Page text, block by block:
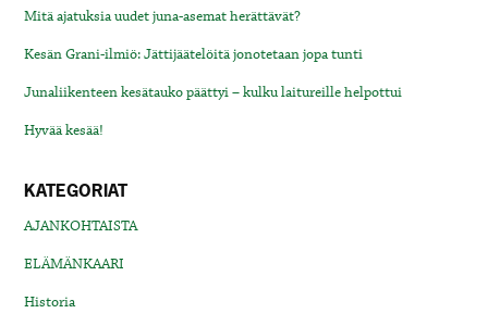
Mitä ajatuksia uudet juna-asemat herättävät?
Kesän Grani-ilmiö: Jättijäätelöitä jonotetaan jopa tunti
Junaliikenteen kesätauko päättyi – kulku laitureille helpottui
Hyvää kesää!
KATEGORIAT
AJANKOHTAISTA
ELÄMÄNKAARI
Historia